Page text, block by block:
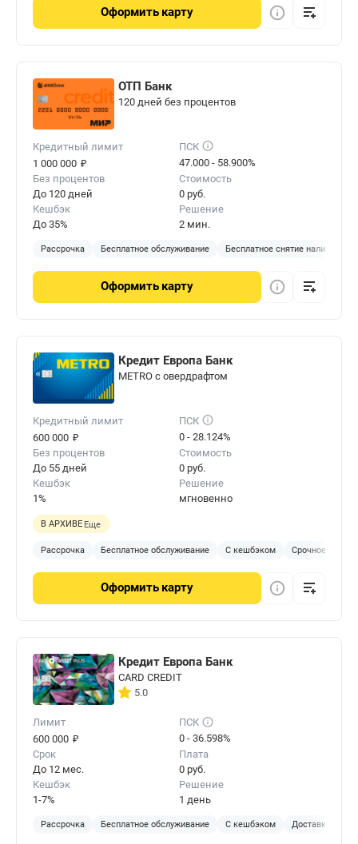
Оформить карту
ОТП Банк
120 дней без процентов
Кредитный лимит
1 000 000 ₽
ПСК
47.000 - 58.900%
Без процентов
До 120 дней
Стоимость
0 руб.
Кешбэк
До 35%
Решение
2 мин.
Рассрочка Бесплатное обслуживание Бесплатное снятие наличных
Оформить карту
Кредит Европа Банк
METRO с овердрафтом
Кредитный лимит
600 000 ₽
ПСК
0 - 28.124%
Без процентов
До 55 дней
Стоимость
0 руб.
Кешбэк
1%
Решение
мгновенно
В АРХИВЕ Еще
Рассрочка Бесплатное обслуживание С кешбэком Срочное
Оформить карту
Кредит Европа Банк
CARD CREDIT
5.0
Лимит
600 000 ₽
ПСК
0 - 36.598%
Срок
До 12 мес.
Плата
0 руб.
Кешбэк
1-7%
Решение
1 день
Рассрочка Бесплатное обслуживание С кешбэком Доставка на